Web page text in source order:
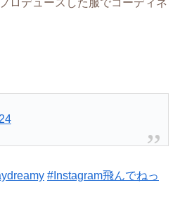
ロデュースした服でコーディネ
#Instagram飛んでねっ